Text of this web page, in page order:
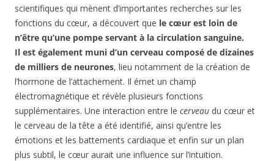
scientifiques qui mènent d’importantes recherches sur les
fonctions du cœur, a découvert que le cœur est loin de
n’être qu’une pompe servant à la circulation sanguine.
Il est également muni d’un cerveau composé de dizaines
de milliers de neurones, lieu notamment de la création de
l’hormone de l’attachement. Il émet un champ
électromagnétique et révèle plusieurs fonctions
supplémentaires. Une interaction entre le cerveau du cœur et
le cerveau de la tête a été identifié, ainsi qu’entre les
émotions et les battements cardiaque et enfin sur un plan
plus subtil, le cœur aurait une influence sur l’intuition.